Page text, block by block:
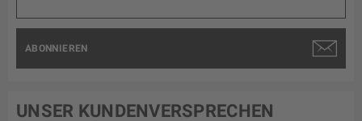
ABONNIEREN
UNSER KUNDENVERSPRECHEN